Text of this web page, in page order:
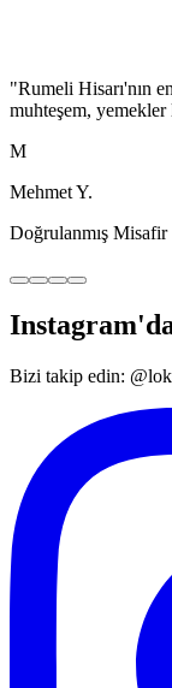
"VIP odası çok şık,
Boğaz'a karşı
Z
Zeynep S.
Doğrulanmış Misafir
Bizi takip edin: